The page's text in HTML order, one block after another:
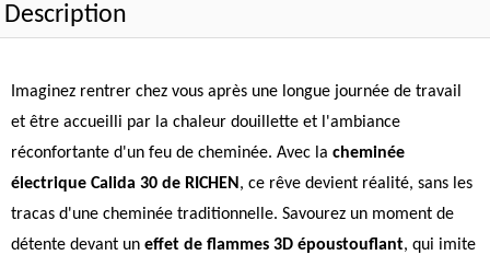
Description
Imaginez rentrer chez vous après une longue journée de travail
et être accueilli par la chaleur douillette et l'ambiance
réconfortante d'un feu de cheminée. Avec la cheminée
électrique Calida 30 de RICHEN , ce rêve devient réalité, sans les
tracas d'une cheminée traditionnelle. Savourez un moment de
détente devant un effet de flammes 3D époustouflant, qui imite